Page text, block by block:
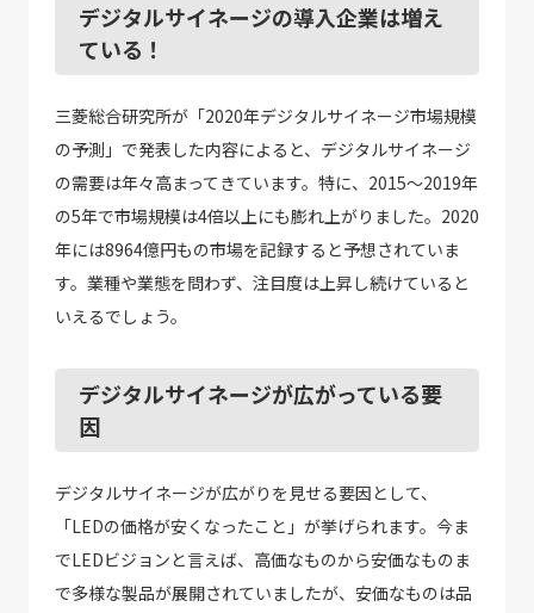
デジタルサイネージの導入企業は増え
ている！
三菱総合研究所が「2020年デジタルサイネージ市場規模
の予測」で発表した内容によると、デジタルサイネージ
の需要は年々高まってきています。特に、2015～2019年
の5年で市場規模は4倍以上にも膨れ上がりました。2020
年には8964億円もの市場を記録すると予想されていま
す。業種や業態を問わず、注目度は上昇し続けていると
いえるでしょう。
デジタルサイネージが広がっている要
因
デジタルサイネージが広がりを見せる要因として、
「LEDの価格が安くなったこと」が挙げられます。今ま
でLEDビジョンと言えば、高価なものから安価なものま
で多様な製品が展開されていましたが、安価なものは品